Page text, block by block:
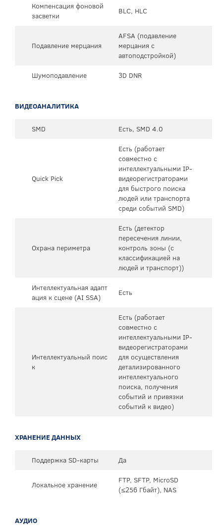
Компенсация фоновой
засветки
BLC, HLC
Подавление мерцания
AFSA (подавление
мерцания с
автоподстройкой)
Шумоподавление
3D DNR
ВИДЕОАНАЛИТИКА
SMD Есть, SMD 4.0
Quick Pick
Есть (работает
совместно с
интеллектуальными IP-
видеорегистраторами
для быстрого поиска
людей или транспорта
среди событий SMD)
Охрана периметра
Есть (детектор
пересечения линии,
контроль зоны (с
классификацией на
людей и транспорт))
Интеллектуальная адапт
ация к сцене (AI SSA)
Есть
Интеллектуальный поис
к
Есть (работает
совместно с
интеллектуальными IP-
видеорегистраторами
для осуществления
детализированного
интеллектуального
поиска, получения
событий и привязки
событий к видео)
ХРАНЕНИЕ ДАННЫХ
Поддержка SD-карты Да
Локальное хранение
FTP, SFTP, MicroSD
(≤256 Гбайт), NAS
АУДИО